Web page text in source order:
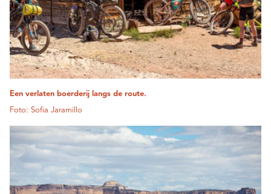
Een verlaten boerderij langs de route.
Foto: Sofia Jaramillo